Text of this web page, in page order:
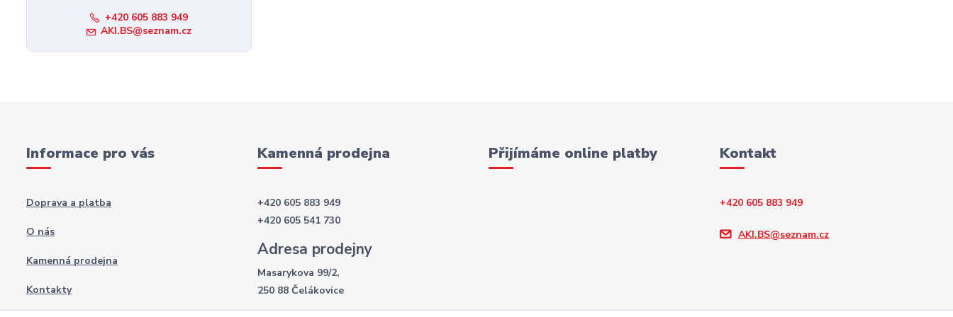
+420 605 883 949
AKI.BS@seznam.cz
Informace pro vás
Doprava a platba
O nás
Kamenná prodejna
Kontakty
Kamenná prodejna
+420 605 883 949
+420 605 541 730
Adresa prodejny
Masarykova 99/2,
250 88 Čelákovice
Přijímáme online platby Kontakt
+420 605 883 949
AKI.BS@seznam.cz